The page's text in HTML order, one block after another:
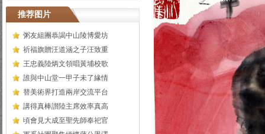
推荐图片
粥友組團恭謁中山陵博愛坊
祈福旗贈汪道涵之子汪致重
王忠義陸炳文領唱黃埔校歌
誰與中山堂一甲子未了緣情
替美術界打造兩岸交流平台
講得真棒讃陸主席效率真高
頃會見大成至聖先師奉祀官